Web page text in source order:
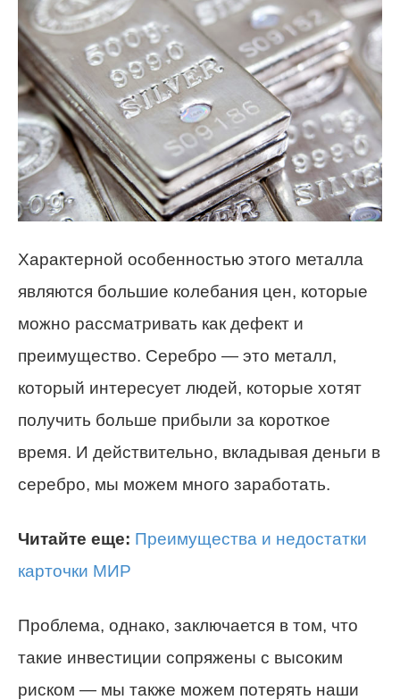
Характерной особенностью этого металла
являются большие колебания цен, которые
можно рассматривать как дефект и
преимущество. Серебро — это металл,
который интересует людей, которые хотят
получить больше прибыли за короткое
время. И действительно, вкладывая деньги в
серебро, мы можем много заработать.
Читайте еще: Преимущества и недостатки
карточки МИР
Проблема, однако, заключается в том, что
такие инвестиции сопряжены с высоким
риском — мы также можем потерять наши